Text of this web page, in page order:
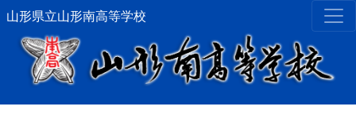
山形県立山形南高等学校